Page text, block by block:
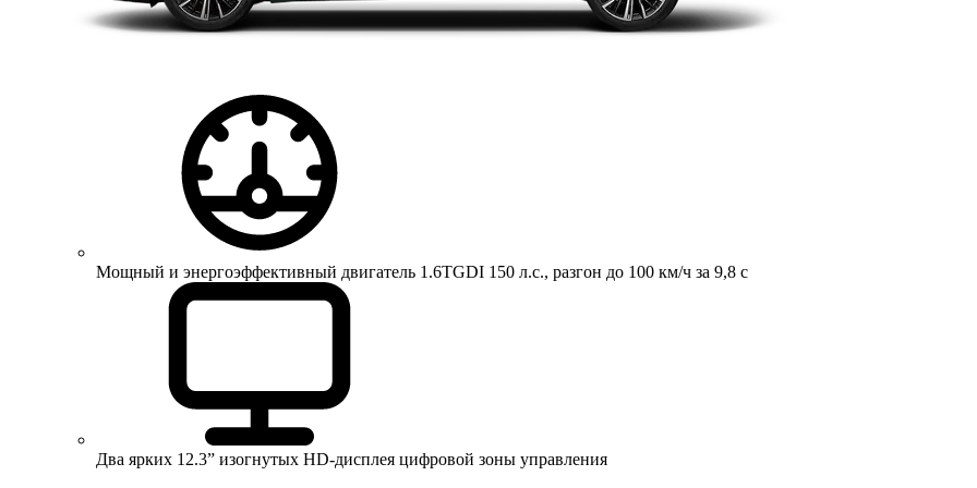
Мощный и энергоэффективный двигатель 1.6TGDI 150 л.с., разгон до 100 км/ч за 9,8 с
Два ярких 12.3” изогнутых HD-дисплея цифровой зоны управления